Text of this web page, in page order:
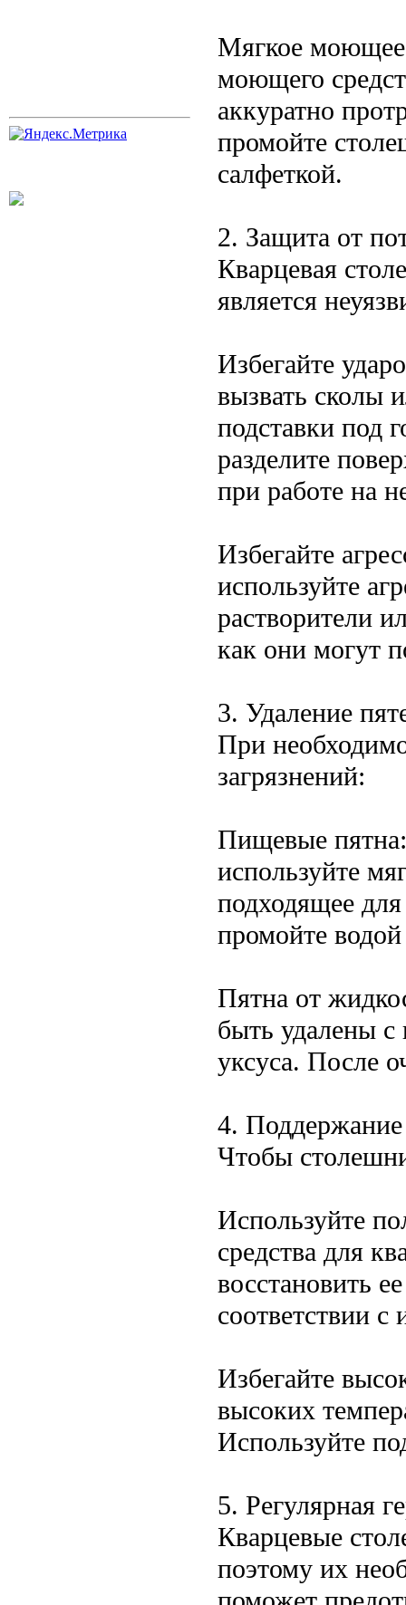
Мягкое моющее
моющего
аккуратно
промойте
салфеткой.
2. Защита от
Кварцевая
является
Избегайте
вызвать сколы
подставки под
разделите
при работе на
Избегайте
используйте
растворители
как они могут
3. Удаление
При
загрязнений:
Пищевые
используйте
подходящее
промойте
Пятна от
быть удалены
уксуса. После
4. Поддержание
Чтобы
Используйте
средства для
восстановить
соответствии
Избегайте
высоких
Используйте
5. Регулярная
Кварцевые
поэтому их